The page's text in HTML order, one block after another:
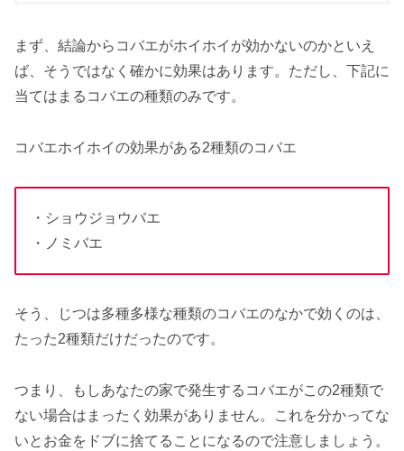
まず、結論からコバエがホイホイが効かないのかといえ
ば、そうではなく確かに効果はあります。ただし、下記に
当てはまるコバエの種類のみです。
コバエホイホイの効果がある2種類のコバエ
・ショウジョウバエ
・ノミバエ
そう、じつは多種多様な種類のコバエのなかで効くのは、
たった2種類だけだったのです。
つまり、もしあなたの家で発生するコバエがこの2種類で
ない場合はまったく効果がありません。これを分かってな
いとお金をドブに捨てることになるので注意しましょう。